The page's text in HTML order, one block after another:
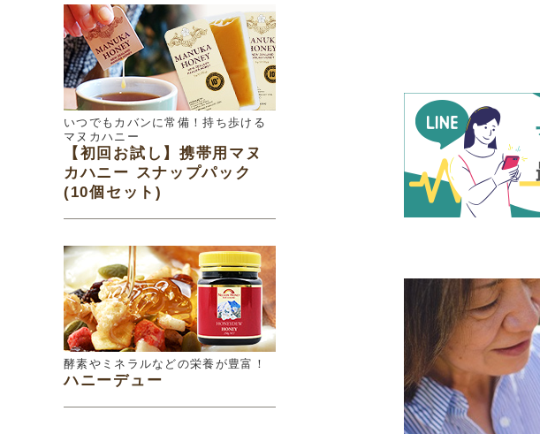
いつでもカバンに常備！持ち歩ける
マヌカハニー
【初回お試し】携帯用マヌ
カハニー スナップパック
(10個セット)
酵素やミネラルなどの栄養が豊富！
ハニーデュー